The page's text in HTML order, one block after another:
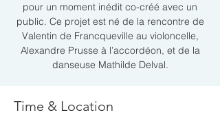
pour un moment inédit co-créé avec un
public. Ce projet est né de la rencontre de
Valentin de Francqueville au violoncelle,
Alexandre Prusse à l’accordéon, et de la
danseuse Mathilde Delval.
Time & Location